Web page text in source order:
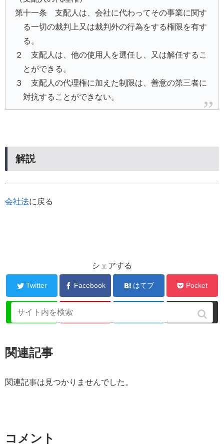
第十一条 支配人は、会社に代わってその事業に関す
る一切の裁判上又は裁判外の行為をする権限を有す
る。
２ 支配人は、他の使用人を選任し、又は解任するこ
とができる。
３ 支配人の代理権に加えた制限は、善意の第三者に
対抗することができない。
解説
会社法に戻る
シェアする
Twitter Facebook はてブ Pocket
LINE コピー
関連記事
関連記事は見つかりませんでした。
コメント